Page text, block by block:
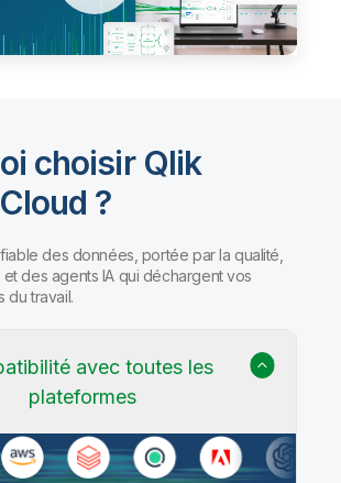
choisir Qlik
?
des données, portée par la qualité,
des agents IA qui déchargent vos
du travail.
avec toutes les
plateformes